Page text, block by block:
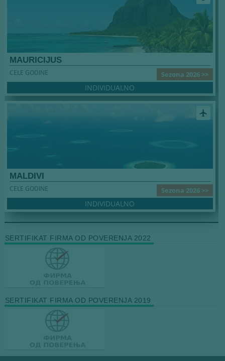
MAURICIJUS
Sezona 2026 >>
CELE GODINE
INDIVIDUALNO
airplanemode_active
MALDIVI
Sezona 2026 >>
CELE GODINE
INDIVIDUALNO
SERTIFIKAT FIRMA OD POVERENJA 2022
SERTIFIKAT FIRMA OD POVERENJA 2019